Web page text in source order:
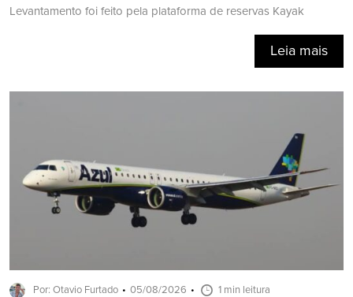
Levantamento foi feito pela plataforma de reservas Kayak
Leia mais
Por: Otavio Furtado 05/08/2026 1 min leitura